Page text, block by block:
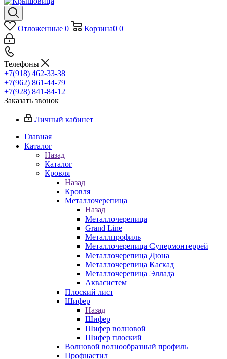
Отложенные 0 Корзина0 0
Телефоны
+7(918) 462-33-38
+7(962) 861-44-79
+7(928) 841-84-12
Заказать звонок
Личный кабинет
Главная
Каталог
Назад
Каталог
Кровля
Назад
Кровля
Металлочерепица
Назад
Металлочерепица
Grand Line
Металлпрофиль
Металлочерепица Супермонтеррей
Металлочерепица Дюна
Металлочерепица Каскад
Металлочерепица Эллада
Аквасистем
Плоский лист
Шифер
Назад
Шифер
Шифер волновой
Шифер плоский
Волновой волнообразный профиль
Профнастил